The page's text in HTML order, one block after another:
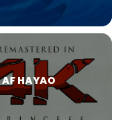
AF HAYAO